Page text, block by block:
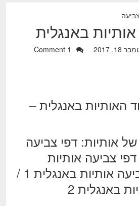
באנגלית
2017
1 Comment
האותיות באנגלית –
אותיות: דפי צביעה
דפי צביעה אותיות
אותיות באנגלית 1
/
באנגלית 2